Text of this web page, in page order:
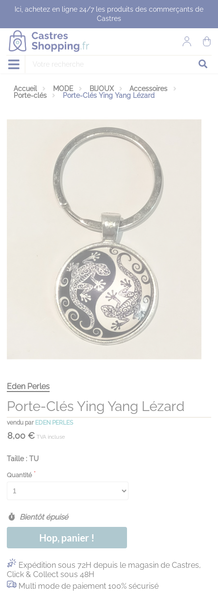
Ici, achetez en ligne 24/7 les produits des commerçants de
Castres
Accueil MODE BIJOUX
Accessoires
Porte-clés
Porte-Clés Ying Yang Lézard
Eden Perles
Porte-Clés Ying Yang Lézard
vendu par EDEN PERLES
8,00 € TVA incluse
Taille : TU
Quantité
Bientôt épuisé
Hop, panier !
Expédition sous 72H depuis le magasin de Castres,
Click & Collect sous 48H
Multi mode de paiement 100% sécurisé
Panneau de gestion des cookies